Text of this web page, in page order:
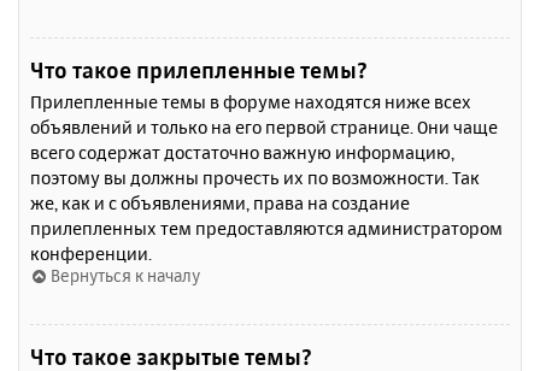
Что такое прилепленные темы?
Прилепленные темы в форуме находятся ниже всех
объявлений и только на его первой странице. Они чаще
всего содержат достаточно важную информацию,
поэтому вы должны прочесть их по возможности. Так
же, как и с объявлениями, права на создание
прилепленных тем предоставляются администратором
конференции.
Вернуться к началу
Что такое закрытые темы?